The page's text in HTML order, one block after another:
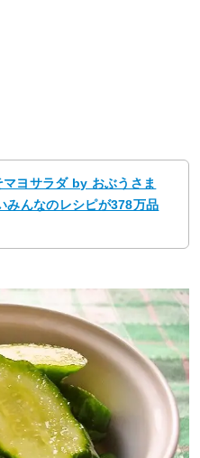
ヨサラダ by おぶうさま
みんなのレシピが378万品